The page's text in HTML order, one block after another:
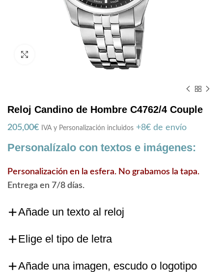
Reloj Candino de Hombre C4762/4 Couple
205,00€ IVA y Personalización incluidos +8€ de envío
Personalízalo con textos e imágenes:
Personalización en la esfera. No grabamos la tapa.
Entrega en 7/8 días.
Añade un texto al reloj
Elige el tipo de letra
Añade una imagen, escudo o logotipo